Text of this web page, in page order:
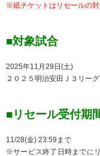
※紙チケットはリセールの対
■対象試合
2025年11月29日(土)
２０２５明治安田Ｊ３リー
■リセール受付期
11/28(金) 23:59まで
※サービス終了日時までに